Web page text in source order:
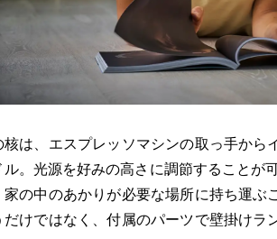
核は、エスプレッソマシンの取っ手から
。光源を好みの高さに調節することが
家の中のあかりが必要な場所に持ち運ぶ
だけではなく、付属のパーツで壁掛けラ